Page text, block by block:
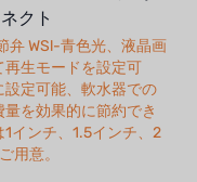
クト
弁 WSl-青色光、液晶画
生モードを設定可
定可能、軟水器での
を効果的に節約でき
インチ、1.5インチ、2
用意。